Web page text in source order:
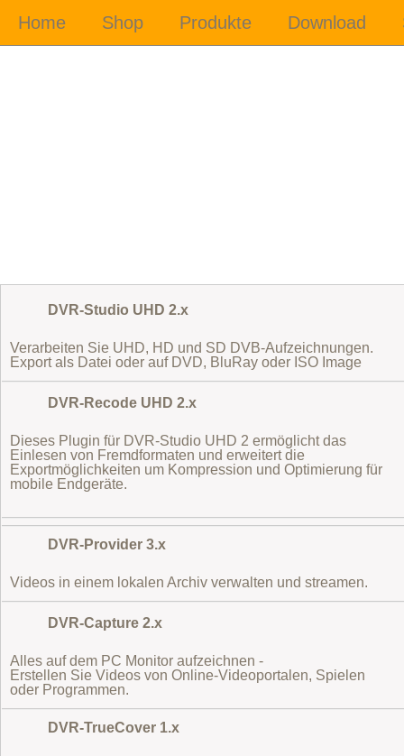
DVR-Studio UHD 2.x
Verarbeiten Sie UHD, HD und SD DVB-Aufzeichnungen.
Export als Datei oder auf DVD, BluRay oder ISO Image
DVR-Recode UHD 2.x
Dieses Plugin für DVR-Studio UHD 2 ermöglicht das
Einlesen von Fremdformaten und erweitert die
Exportmöglichkeiten um Kompression und Optimierung für
mobile Endgeräte.
DVR-Provider 3.x
Videos in einem lokalen Archiv verwalten und streamen.
DVR-Capture 2.x
Alles auf dem PC Monitor aufzeichnen -
Erstellen Sie Videos von Online-Videoportalen, Spielen
oder Programmen.
DVR-TrueCover 1.x